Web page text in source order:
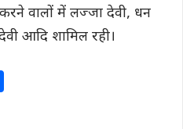
वालों में लज्जा देवी, धन
आदि शामिल रही।